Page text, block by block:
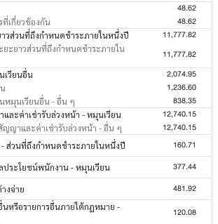
48.62
เกี่ยวข้องกัน 48.62
วส่วนที่ถึงกำหนดชำระภายในหนึ่งปี 11,777.82
ะยาวส่วนที่ถึงกำหนดชำระภายใน
11,777.82
เวียนอื่น 2,074.95
1,236.60
หมุนเวียนอื่น - อื่น ๆ 838.35
ละค่าเช่ารับล่วงหน้า - หมุนเวียน 12,740.15
ญาและค่าเช่ารับล่วงหน้า - อื่น ๆ 12,740.15
ส่วนที่ถึงกำหนดชำระภายในหนึ่งปี 160.71
ระโยชน์พนักงาน - หมุนเวียน 377.44
งจ่าย 481.92
หรือรายการอื่นภายใต้กฎหมาย -
120.08